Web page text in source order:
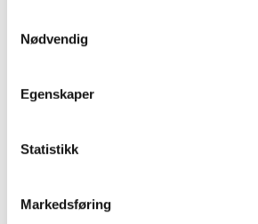
Nødvendig
Egenskaper
Statistikk
Markedsføring
gravferden
deg, så
Meldinger til det
Vi ordner det
Stell av avdøde